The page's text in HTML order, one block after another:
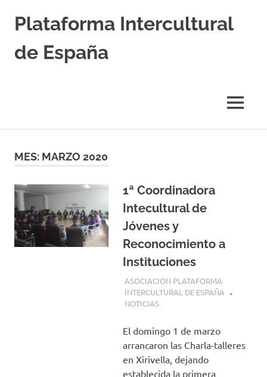
Plataforma Intercultural
de España
MENÚ
MES: MARZO 2020
1ª Coordinadora
Intecultural de
Jóvenes y
Reconocimiento a
Instituciones
2 MARZO, 2020
ASOCIACIÓN PLATAFORMA
INTERCULTURAL DE ESPAÑA
NOTICIAS
El domingo 1 de marzo
arrancaron las Charla-talleres
en Xirivella, dejando
establecida la primera